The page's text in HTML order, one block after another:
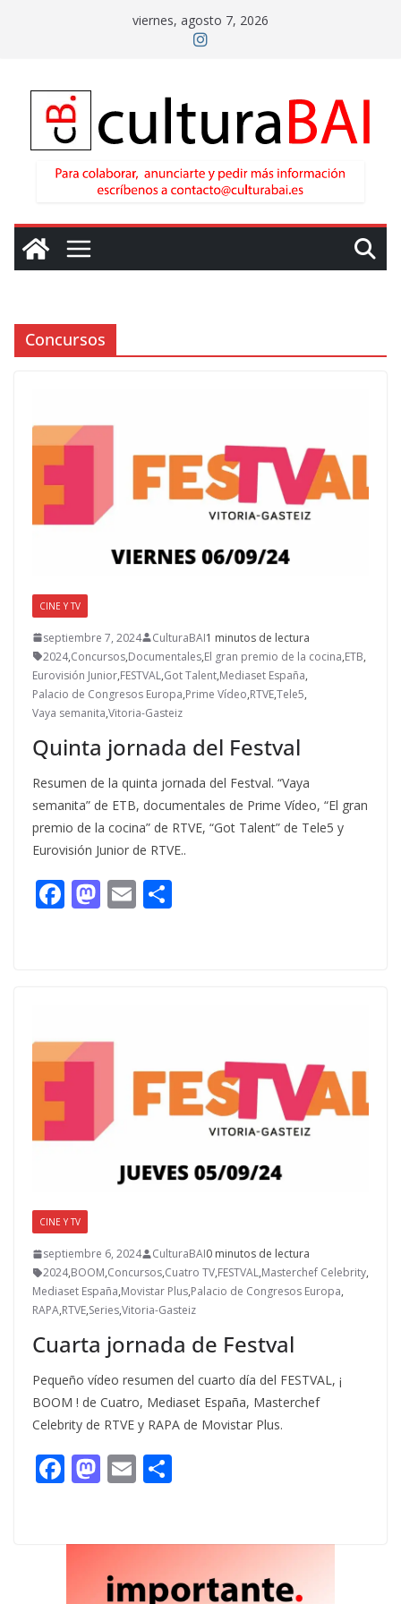
viernes, agosto 7, 2026
Concursos
CINE Y TV
septiembre 7, 2024 CulturaBAI1 minutos de lectura
2024,Concursos,Documentales,El gran premio de la cocina,ETB,
Eurovisión Junior,FESTVAL,Got Talent,Mediaset España,
Palacio de Congresos Europa,Prime Vídeo,RTVE,Tele5,
Vaya semanita,Vitoria-Gasteiz
Quinta jornada del Festval
Resumen de la quinta jornada del Festval. “Vaya
semanita” de ETB, documentales de Prime Vídeo, “El gran
premio de la cocina” de RTVE, “Got Talent” de Tele5 y
Eurovisión Junior de RTVE..
F
o
k
M
n
E
r
CINE Y TV
septiembre 6, 2024 CulturaBAI0 minutos de lectura
2024,BOOM,Concursos,Cuatro TV,FESTVAL,Masterchef Celebrity,
Mediaset España,Movistar Plus,Palacio de Congresos Europa,
RAPA,RTVE,Series,Vitoria-Gasteiz
Cuarta jornada de Festval
Pequeño vídeo resumen del cuarto día del FESTVAL, ¡
BOOM ! de Cuatro, Mediaset España, Masterchef
Celebrity de RTVE y RAPA de Movistar Plus.
F
b
M
d
o
E
l p
ar